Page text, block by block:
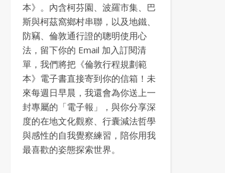
本》。內含柯芬園、波羅市集、巴
斯與柯茲窩鄉村串聯，以及地鐵、
防竊、倫敦通行證的聰明使用心
法，留下你的 Email 加入訂閱清
單，我們將把《倫敦行程規劃範
本》電子書直接寄到你的信箱！未
來每週日早晨，我還會為你送上一
封專屬的「電子報」，與你分享深
度的在地文化觀察、行囊減法哲學
與感性的自我覺察練習，陪你用我
最喜歡的姿態探索世界。